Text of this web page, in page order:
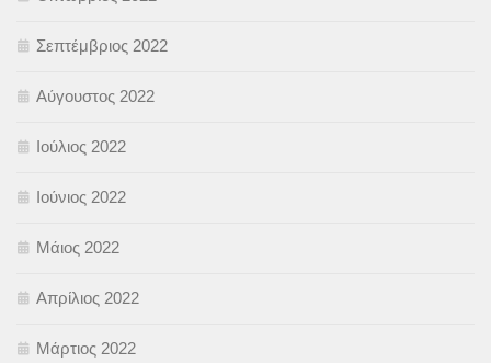
Σεπτέμβριος 2022
Αύγουστος 2022
Ιούλιος 2022
Ιούνιος 2022
Μάιος 2022
Απρίλιος 2022
Μάρτιος 2022